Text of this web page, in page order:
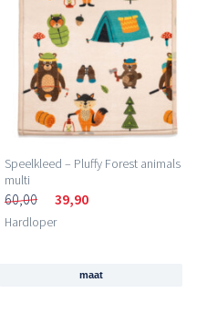
Speelkleed – Pluffy Forest animals
multi
60,00 39,90
Hardloper
maat